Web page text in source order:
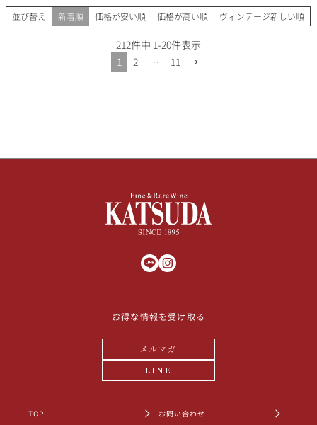
並び替え 新着順 価格が安い順 価格が高い順 ヴィンテージ新しい順
212件中 1-20件表示
1
2 … 11
お得な情報を受け取る
メルマガ
LINE
TOP お問い合わせ